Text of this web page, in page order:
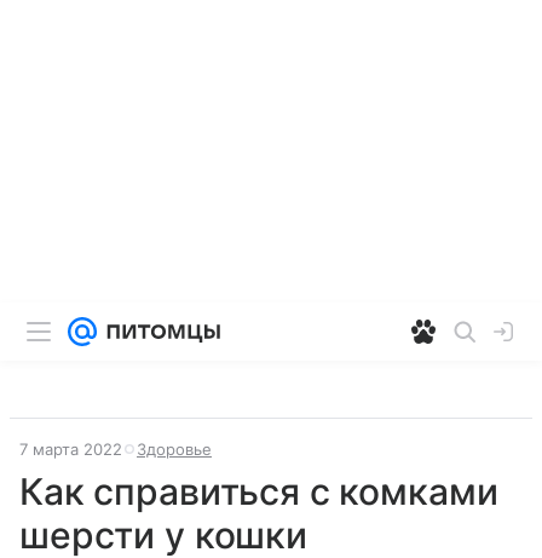
7 марта 2022 Здоровье
Как справиться с комками
шерсти у кошки